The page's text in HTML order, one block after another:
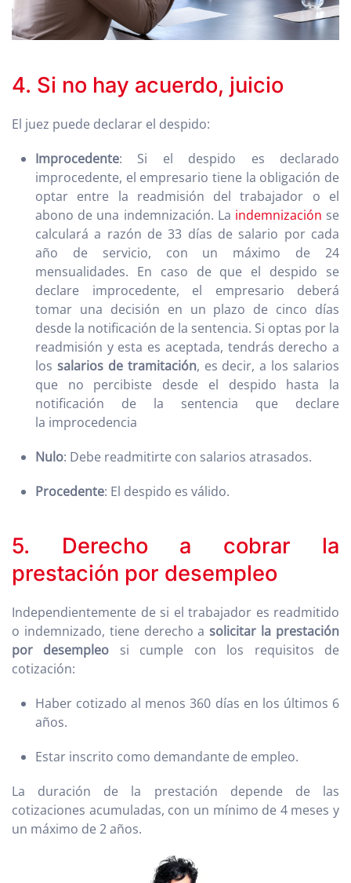
4. Si no hay acuerdo, juicio
El juez puede declarar el despido:
Improcedente: Si el despido es declarado
improcedente, el empresario tiene la obligación de
optar entre la readmisión del trabajador o el
abono de una indemnización. La indemnización se
calculará a razón de 33 días de salario por cada
año de servicio, con un máximo de 24
mensualidades. En caso de que el despido se
declare improcedente, el empresario deberá
tomar una decisión en un plazo de cinco días
desde la notificación de la sentencia. Si optas por la
readmisión y esta es aceptada, tendrás derecho a
los salarios de tramitación, es decir, a los salarios
que no percibiste desde el despido hasta la
notificación de la sentencia que declare
la improcedencia
Nulo: Debe readmitirte con salarios atrasados.
Procedente: El despido es válido.
5. Derecho a cobrar la
prestación por desempleo
Independientemente de si el trabajador es readmitido
o indemnizado, tiene derecho asolicitar la prestación
por desempleo si cumple con los requisitos de
cotización:
Haber cotizado al menos 360 días en los últimos 6
años.
Estar inscrito como demandante de empleo.
La duración de la prestación depende de las
cotizaciones acumuladas, con un mínimo de 4 meses y
un máximo de 2 años.